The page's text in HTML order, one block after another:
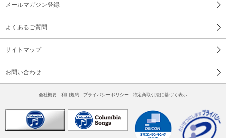
メールマガジン登録
よくあるご質問
サイトマップ
お問い合わせ
会社概要 利用規約 プライバシーポリシー 特定商取引法に基づく表示